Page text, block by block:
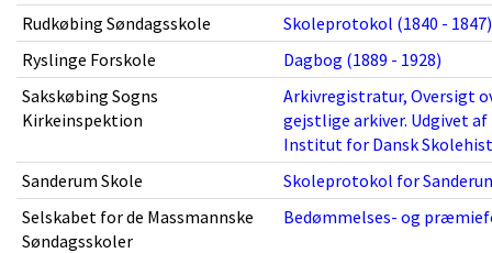
Rudkøbing Søndagsskole
Skoleprotokol (1840 - 1847)
Ryslinge Forskole
Dagbog (1889 - 1928)
Sakskøbing Sogns
Kirkeinspektion
Arkivregistratur, Oversigt
gejstlige arkiver. Udgivet
Institut for Dansk
Sanderum Skole
Skoleprotokol for
Selskabet for de Massmannske
Søndagsskoler
Bedømmelses- og